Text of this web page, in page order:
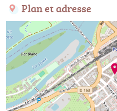
Plan et adresse